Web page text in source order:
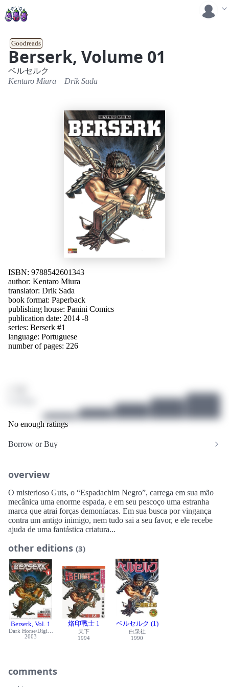
Berserk, Volume 01
Goodreads
ISBN: 9788542601343
author: Kentaro Miura
translator: Drik Sada
book format: Paperback
publishing house: Panini Comics
publication date: 2014 -8
series: Berserk #1
language: Portuguese
number of pages: 226
No enough ratings
Borrow or Buy
ベルセルク
Kentaro Miura
Drik Sada
overview
O misterioso Guts, o “Espadachim Negro”, carrega em sua mão
mecânica uma enorme espada, e em seu pescoço uma estranha
marca que atrai forças demoníacas. Em sua busca por vingança
contra um antigo inimigo, nem tudo sai a seu favor, e ele recebe
ajuda de uma fantástica criatura...
other editions (3)
Berserk, Vol. 1
Dark Horse/Digital Manga (Dark Horse)
2003
烙印戰士 1
天下
1994
ベルセルク (1)
白泉社
1990
comments